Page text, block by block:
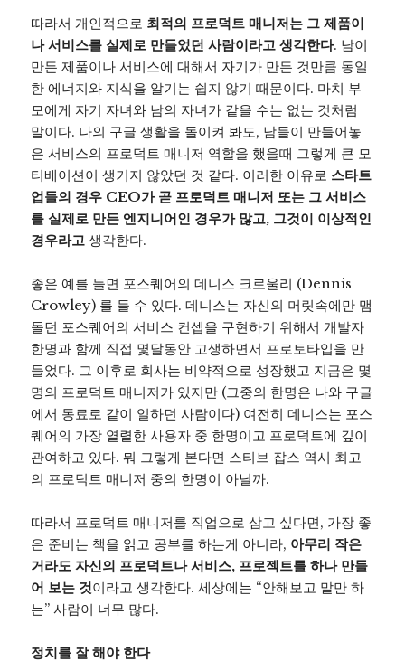
따라서 개인적으로 최적의 프로덕트 매니저는 그 제품이
나 서비스를 실제로 만들었던 사람이라고 생각한다. 남이
만든 제품이나 서비스에 대해서 자기가 만든 것만큼 동일
한 에너지와 지식을 알기는 쉽지 않기 때문이다. 마치 부
모에게 자기 자녀와 남의 자녀가 같을 수는 없는 것처럼
말이다. 나의 구글 생활을 돌이켜 봐도, 남들이 만들어놓
은 서비스의 프로덕트 매니저 역할을 했을때 그렇게 큰 모
티베이션이 생기지 않았던 것 같다. 이러한 이유로 스타트
업들의 경우 CEO가 곧 프로덕트 매니저 또는 그 서비스
를 실제로 만든 엔지니어인 경우가 많고, 그것이 이상적인
경우라고 생각한다.
좋은 예를 들면 포스퀘어의 데니스 크로울리 (Dennis
Crowley) 를 들 수 있다. 데니스는 자신의 머릿속에만 맴
돌던 포스퀘어의 서비스 컨셉을 구현하기 위해서 개발자
한명과 함께 직접 몇달동안 고생하면서 프로토타입을 만
들었다. 그 이후로 회사는 비약적으로 성장했고 지금은 몇
명의 프로덕트 매니저가 있지만 (그중의 한명은 나와 구글
에서 동료로 같이 일하던 사람이다) 여전히 데니스는 포스
퀘어의 가장 열렬한 사용자 중 한명이고 프로덕트에 깊이
관여하고 있다. 뭐 그렇게 본다면 스티브 잡스 역시 최고
의 프로덕트 매니저 중의 한명이 아닐까.
따라서 프로덕트 매니저를 직업으로 삼고 싶다면, 가장 좋
은 준비는 책을 읽고 공부를 하는게 아니라, 아무리 작은
거라도 자신의 프로덕트나 서비스, 프로젝트를 하나 만들
어 보는 것이라고 생각한다. 세상에는 “안해보고 말만 하
는” 사람이 너무 많다.
정치를 잘 해야 한다